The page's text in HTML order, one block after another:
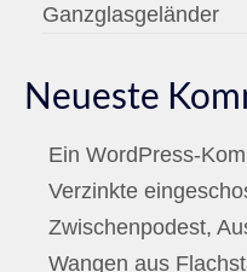
Ganzglasgeländer
Neueste
Ein WordPress-
Verzinkte
Zwischenpodest,
Wangen aus